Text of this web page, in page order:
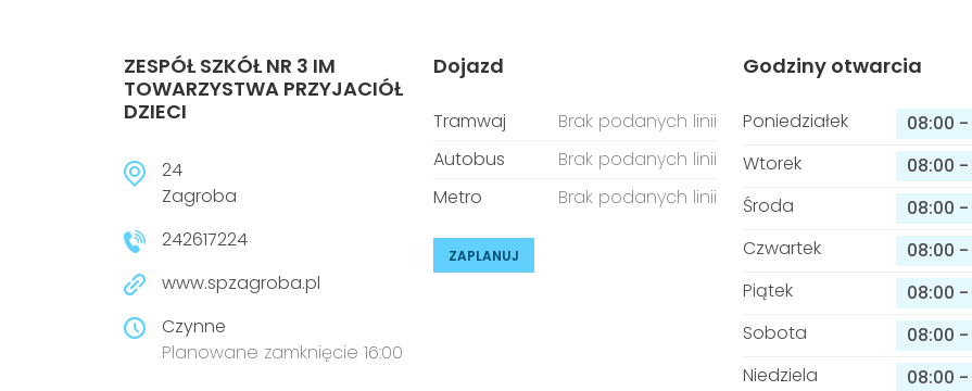
ZESPÓŁ SZKÓŁ NR 3 IM
TOWARZYSTWA PRZYJACIÓŁ
DZIECI
24
Zagroba
242617224
www.spzagroba.pl
Czynne
Planowane zamknięcie 16:00
Dojazd
Tramwaj
Brak podanych linii
Autobus
Brak podanych linii
Metro
Brak podanych linii
ZAPLANUJ
Godziny otwarcia
Poniedziałek 08:00 -
Wtorek
08:00 -
Środa
08:00 -
Czwartek
08:00 -
Piątek
08:00 -
Sobota
08:00 -
Niedziela
08:00 -